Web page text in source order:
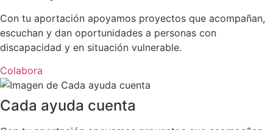
Con tu aportación apoyamos proyectos que acompañan,
escuchan y dan oportunidades a personas con
discapacidad y en situación vulnerable.
Colabora
Cada ayuda cuenta